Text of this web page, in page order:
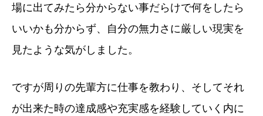
場に出てみたら分からない事だらけで何をしたら
いいかも分からず、自分の無力さに厳しい現実を
見たような気がしました。
ですが周りの先輩方に仕事を教わり、そしてそれ
が出来た時の達成感や充実感を経験していく内に